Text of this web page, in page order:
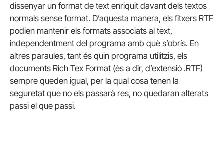
dissenyar un format de text enriquit davant dels textos
normals sense format. D’aquesta manera, els fitxers RTF
podien mantenir els formats associats al text,
independentment del programa amb què s’obrís. En
altres paraules, tant és quin programa utilitzis, els
documents Rich Tex Format (és a dir, d’extensió .RTF)
sempre queden igual, per la qual cosa tenen la
seguretat que no els passarà res, no quedaran alterats
passi el que passi.